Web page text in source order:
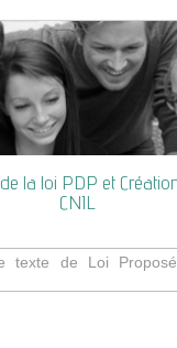
la loi PDP et
CNIL
texte de Loi